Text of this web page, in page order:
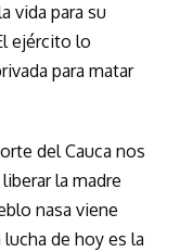
vida para su
ejército lo
para matar
del Cauca nos
la madre
nasa viene
de hoy es la